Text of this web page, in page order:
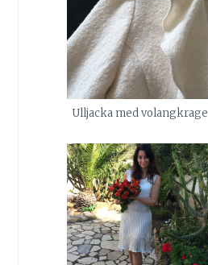
Ulljacka med volangkrage